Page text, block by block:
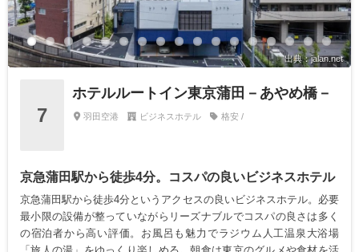
出典：jalan.net
7
ホテルルートイン東京蒲田－あやめ橋－
羽田空港 ビジネスホテル 格安 /
京急蒲田駅から徒歩4分。コスパの良いビジネスホテル
京急蒲田駅から徒歩4分というアクセスの良いビジネスホテル。必要
最小限の設備が整っていながらリーズナブルでコスパの良さは多く
の宿泊者から高い評価。お風呂も魅力でラジウム人工温泉大浴場